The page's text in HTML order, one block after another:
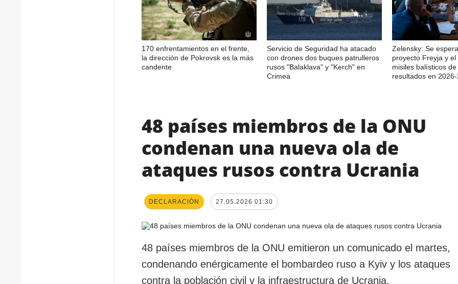
170 enfrentamientos en el frente,
la dirección de Pokrovsk es la más
candente
Servicio de Seguridad ha atacado
con drones dos buques patrulleros
rusos "Balaklava" y "Kerch" en
Crimea
Zelensky: Se
proyecto Freyja y
misiles balísticos
resultados en
48 países miembros de la ONU
condenan una nueva ola de
ataques rusos contra Ucrania
DECLARACIÓN 27.05.2026 01:30
48 países miembros de la ONU emitieron un comunicado el martes,
condenando enérgicamente el bombardeo ruso a Kyiv y los ataques
contra la población civil y la infraestructura de Ucrania.